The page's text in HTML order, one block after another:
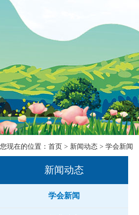
您现在的位置： 首页 > 新闻动态 > 学会新闻
新闻动态
学会新闻